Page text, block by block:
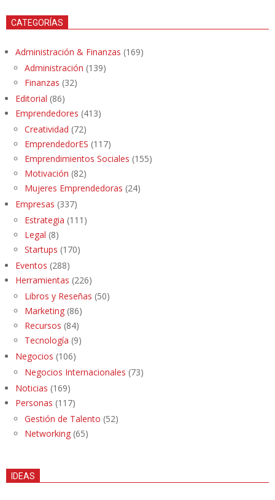
CATEGORÍAS
Administración & Finanzas (169)
Administración (139)
Finanzas (32)
Editorial (86)
Emprendedores (413)
Creatividad (72)
EmprendedorES (117)
Emprendimientos Sociales (155)
Motivación (82)
Mujeres Emprendedoras (24)
Empresas (337)
Estrategia (111)
Legal (8)
Startups (170)
Eventos (288)
Herramientas (226)
Libros y Reseñas (50)
Marketing (86)
Recursos (84)
Tecnología (9)
Negocios (106)
Negocios Internacionales (73)
Noticias (169)
Personas (117)
Gestión de Talento (52)
Networking (65)
IDEAS